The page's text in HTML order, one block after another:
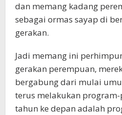
dan memang kadang
sebagai ormas sayap di
gerakan.
Jadi memang ini
gerakan perempuan,
bergabung dari mulai
terus melakukan
tahun ke depan adalah